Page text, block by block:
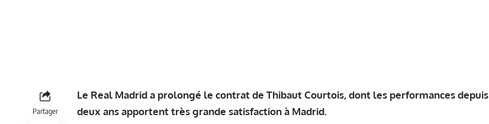
Partager
Le Real Madrid a prolongé le contrat de Thibaut Courtois, dont les performances depuis
deux ans apportent très grande satisfaction à Madrid.